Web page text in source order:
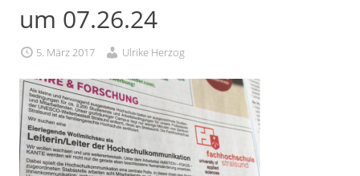
um 07.26.24
5. März 2017 Ulrike Herzog